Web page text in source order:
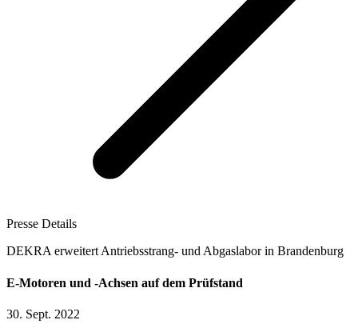
Presse Details
DEKRA erweitert Antriebsstrang- und Abgaslabor in Brandenburg
E-Motoren und -Achsen auf dem Prüfstand
30. Sept. 2022